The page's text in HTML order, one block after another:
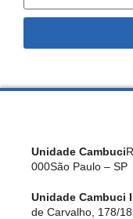
Unidade Cambuci
000São Paulo – SP
Unidade Cambuci
de Carvalho, 178/